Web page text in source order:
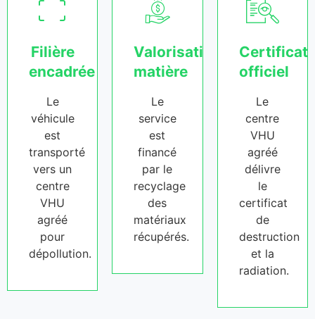
Filière
encadrée
Le
véhicule
est
transporté
vers un
centre
VHU
agréé
pour
dépollution.
Valorisation
matière
Le
service
est
financé
par le
recyclage
des
matériaux
récupérés.
Certificat
officiel
Le
centre
VHU
agréé
délivre
le
certificat
de
destruction
et la
radiation.